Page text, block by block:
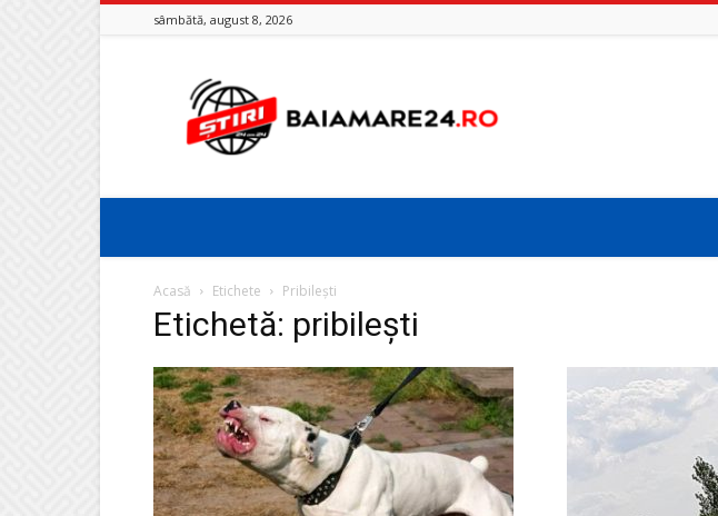
sâmbătă, august 8, 2026
Baia
Mare
24
Acasă Etichete Pribilești
Etichetă: pribilești